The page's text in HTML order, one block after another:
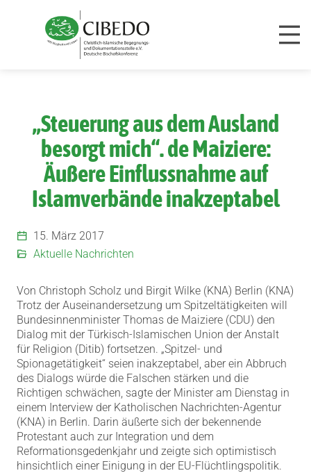
„Steuerung aus dem Ausland
besorgt mich“. de Maiziere:
Äußere Einflussnahme auf
Islamverbände inakzeptabel
15. März 2017
Aktuelle Nachrichten
Von Christoph Scholz und Birgit Wilke (KNA) Berlin (KNA)
Trotz der Auseinandersetzung um Spitzeltätigkeiten will
Bundesinnenminister Thomas de Maiziere (CDU) den
Dialog mit der Türkisch-Islamischen Union der Anstalt
für Religion (Ditib) fortsetzen. „Spitzel- und
Spionagetätigkeit“ seien inakzeptabel, aber ein Abbruch
des Dialogs würde die Falschen stärken und die
Richtigen schwächen, sagte der Minister am Dienstag in
einem Interview der Katholischen Nachrichten-Agentur
(KNA) in Berlin. Darin äußerte sich der bekennende
Protestant auch zur Integration und dem
Reformationsgedenkjahr und zeigte sich optimistisch
hinsichtlich einer Einigung in der EU-Flüchtlingspolitik.